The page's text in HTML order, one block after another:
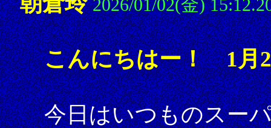
2026/01/02(金)
こんにちはー！ 1月
今日はいつものスー